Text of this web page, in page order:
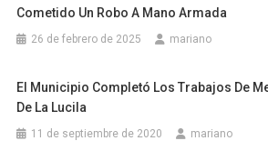
Cometido Un Robo A Mano Armada
26 de febrero de 2025 mariano
El Municipio Completó Los Trabajos De
De La Lucila
11 de septiembre de 2020 mariano